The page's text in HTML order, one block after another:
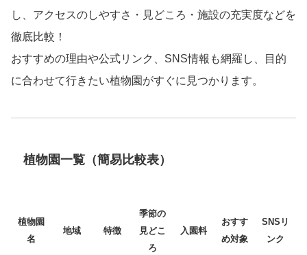
し、アクセスのしやすさ・見どころ・施設の充実度などを
徹底比較！
おすすめの理由や公式リンク、SNS情報も網羅し、目的
に合わせて行きたい植物園がすぐに見つかります。
植物園一覧（簡易比較表）
植物園
名
地域 特徴
季節の
見どこ
ろ
入園料
おすす
め対象
SNSリ
ンク